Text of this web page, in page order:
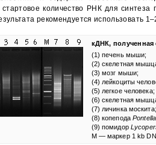
количество РНК для
рекомендуется использовать
кДНК,
(1) печень мыши;
(2) скелетная
(3) мозг мыши;
(4) лейкоциты
(5) легкое человека;
(6) скелетная
(7) личинка москита;
(8) копепода
(9) помидор
М — маркер 1 kb